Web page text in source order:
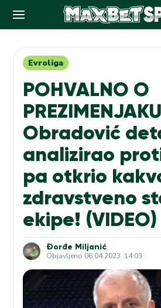
contentEvroliga
POHVALNO O
PREZIMENJAKU
Obradović
analizirao
pa otkrio
zdravstveno
ekipe! (VIDEO)
Đorđe Miljanić
Objavljeno 06.04.2023. 14:03